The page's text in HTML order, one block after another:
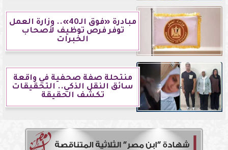
مبادرة «فوق الـ40».. وزارة العمل
توفر فرص توظيف لأصحاب
الخبرات
منتحلة صفة صحفية في واقعة
سائق النقل الذكي.. التحقيقات
تكشف الحقيقة